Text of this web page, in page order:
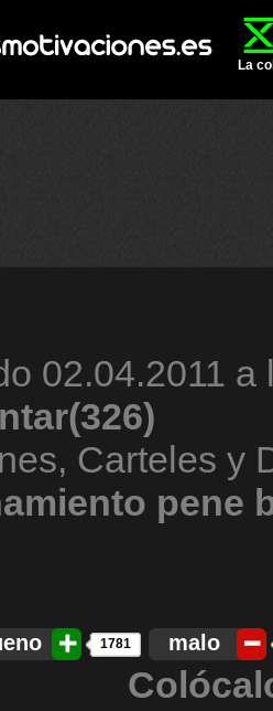
La
02.04.2011 a
Carteles y
pene
1781 malo